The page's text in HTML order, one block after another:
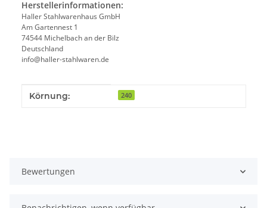
Herstellerinformationen:
Haller Stahlwarenhaus GmbH
Am Gartennest 1
74544 Michelbach an der Bilz
Deutschland
info@haller-stahlwaren.de
Produkteigenschaft
Wert
Körnung: 240
Bewertungen